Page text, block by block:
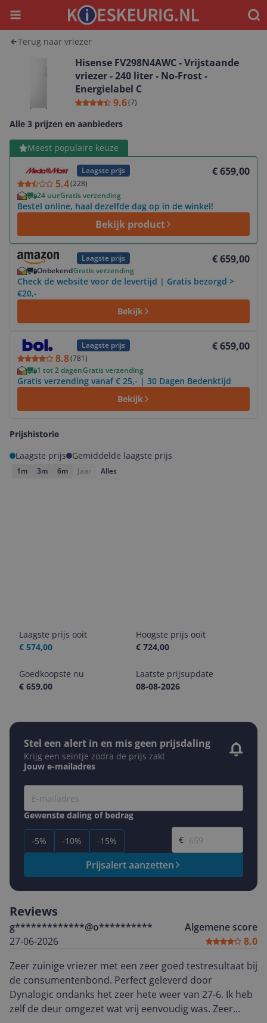
Menu
Terug naar vriezer
Hisense FV298N4AWC - Vrijstaande
vriezer - 240 liter - No-Frost -
Energielabel C
9.6(7)
Alle 3 prijzen en aanbieders
Meest populaire keuze
Laagste prijs
5.4(228)
€ 659,00
24 uurGratis verzending
Bestel online, haal dezelfde dag op in de winkel!
Bekijk product
Bekijk product
Laagste prijs € 659,00
OnbekendGratis verzending
Check de website voor de levertijd | Gratis bezorgd >
€20,-
Bekijk
Bekijk product
Laagste prijs
8.8(781)
€ 659,00
1 tot 2 dagenGratis verzending
Gratis verzending vanaf € 25,- | 30 Dagen Bedenktijd
Bekijk
Bekijk product
Prijshistorie
Laagste prijs
Gemiddelde laagste prijs
1m 3m 6m Jaar Alles
Laagste prijs ooit
€ 574,00
Hoogste prijs ooit
€ 724,00
Goedkoopste nu
€ 659,00
Laatste prijsupdate
08-08-2026
Stel een alert in en mis geen prijsdaling
Krijg een seintje zodra de prijs zakt
Jouw e-mailadres
Gewenste daling of bedrag
-5% -10% -15%
Gewenste prijs
€
Prijsalert aanzetten
Reviews
g*************@o**********
27-06-2026
Algemene score
8.0
Zeer zuinige vriezer met een zeer goed testresultaat bij
de consumentenbond. Perfect geleverd door
Dynalogic ondanks het zeer hete weer van 27-6. Ik heb
zelf de deur omgezet wat vrij eenvoudig was. Zeer